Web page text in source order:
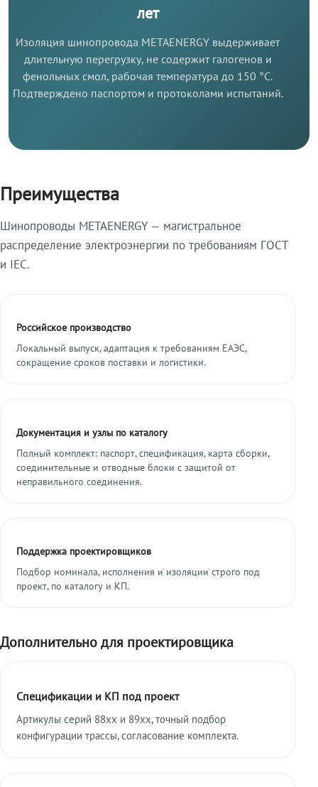
лет
Изоляция шинопровода METAENERGY выдерживает
длительную перегрузку, не содержит галогенов и
фенольных смол, рабочая температура до 150 °C.
Подтверждено паспортом и протоколами испытаний.
Преимущества
Шинопроводы METAENERGY — магистральное
распределение электроэнергии по требованиям ГОСТ
и IEC.
Российское производство
Локальный выпуск, адаптация к требованиям ЕАЭС,
сокращение сроков поставки и логистики.
Документация и узлы по каталогу
Полный комплект: паспорт, спецификация, карта сборки,
соединительные и отводные блоки с защитой от
неправильного соединения.
Поддержка проектировщиков
Подбор номинала, исполнения и изоляции строго под
проект, по каталогу и КП.
Дополнительно для проектировщика
Спецификации и КП под проект
Артикулы серий 88xx и 89xx, точный подбор
конфигурации трассы, согласование комплекта.